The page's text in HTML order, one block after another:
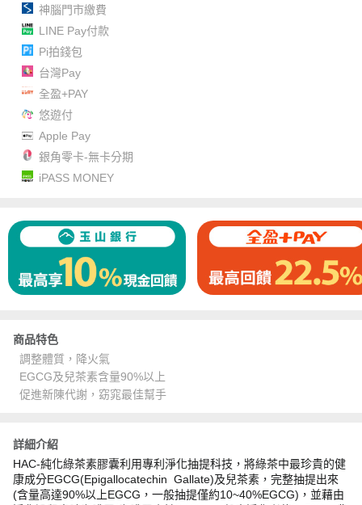
神腦門市繳費
LINE Pay付款
Pi拍錢包
台灣Pay
全盈+PAY
悠遊付
Apple Pay
銀角零卡-無卡分期
iPASS MONEY
商品特色
調整體質，降火氣
EGCG及兒茶素含量90%以上
促進新陳代謝，窈窕最佳幫手
詳細介紹
HAC-純化綠茶素膠囊利用專利淨化抽提科技，將綠茶中最珍貴的健
康成分EGCG(Epigallocatechin Gallate)及兒茶素，完整抽提出來
(含量高達90%以上EGCG，一般抽提僅約10~40%EGCG)，並藉由